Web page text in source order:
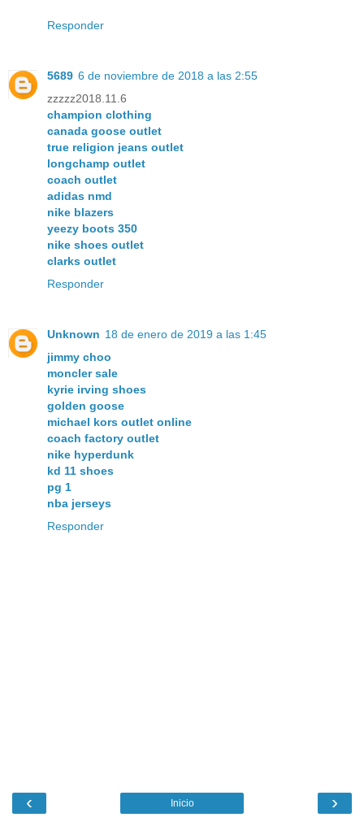
Responder
5689 6 de noviembre de 2018 a las 2:55
zzzzz2018.11.6
champion clothing
canada goose outlet
true religion jeans outlet
longchamp outlet
coach outlet
adidas nmd
nike blazers
yeezy boots 350
nike shoes outlet
clarks outlet
Responder
Unknown 18 de enero de 2019 a las 1:45
jimmy choo
moncler sale
kyrie irving shoes
golden goose
michael kors outlet online
coach factory outlet
nike hyperdunk
kd 11 shoes
pg 1
nba jerseys
Responder
‹ ›
Inicio